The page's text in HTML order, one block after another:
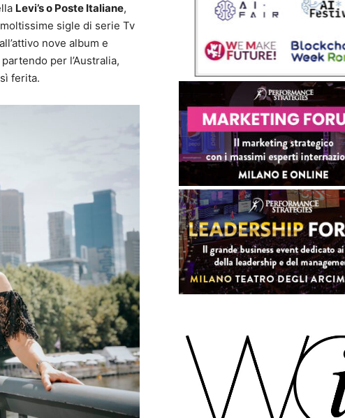
Levi’s o Poste Italiane,
sigle di serie Tv
nove album e
per l’Australia,
ferita.